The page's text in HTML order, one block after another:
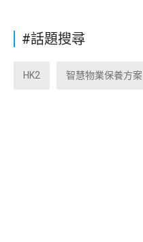
#話題搜尋
HK2 智慧物業保養方案